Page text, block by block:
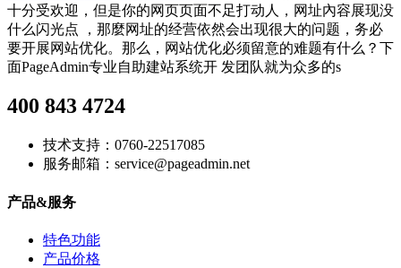
十分受欢迎，但是你的网页页面不足打动人，网址內容展现没
什么闪光点 ，那麼网址的经营依然会出现很大的问题，务必
要开展网站优化。那么，网站优化必须留意的难题有什么？下
面PageAdmin专业自助建站系统开 发团队就为众多的s
400 843 4724
技术支持：0760-22517085
服务邮箱：service@pageadmin.net
产品&服务
特色功能
产品价格